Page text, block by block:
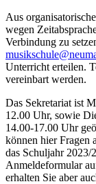
Aus
wegen
Verbindung zu
Unterricht erteilen.
vereinbart werden.
Das Sekretariat ist
12.00 Uhr, sowie
14.00-17.00 Uhr
können hier Fragen
das Schuljahr 2023/
Anmeldeformular
erhalten Sie aber